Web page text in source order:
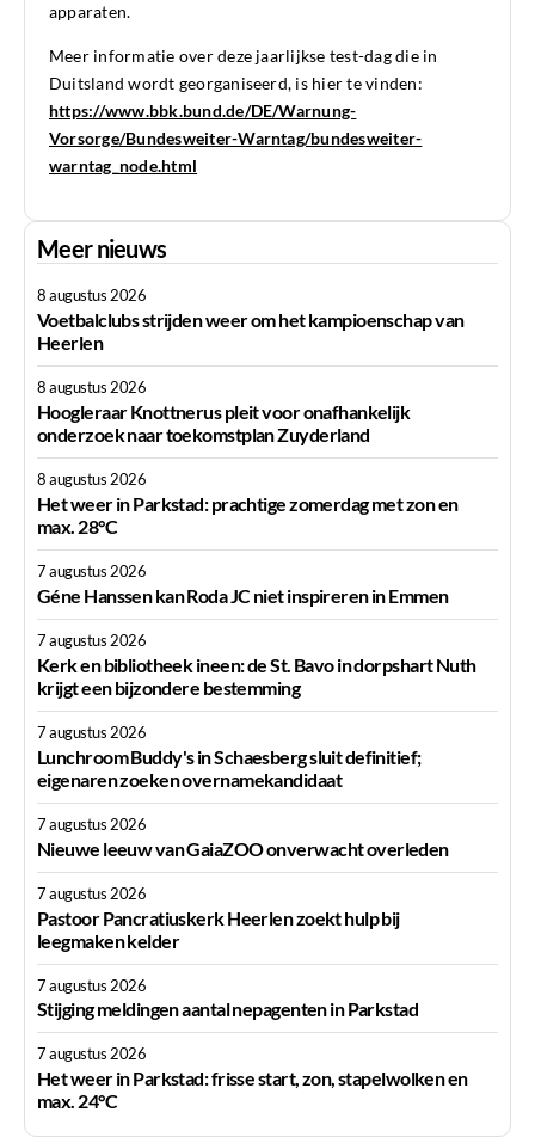
apparaten.
Meer informatie over deze jaarlijkse test-dagdie in
Duitsland wordt georganiseerd, is hier te vinden:
https://www.bbk.bund.de/DE/Warnung-
Vorsorge/Bundesweiter-Warntag/bundesweiter-
warntag_node.html
Meer nieuws
8 augustus 2026
Voetbalclubs strijden weer om het kampioenschap van
Heerlen
8 augustus 2026
Hoogleraar Knottnerus pleit voor onafhankelijk
onderzoek naar toekomstplan Zuyderland
8 augustus 2026
Het weer in Parkstad: prachtige zomerdag met zon en
max. 28°C
7 augustus 2026
Géne Hanssen kan Roda JC niet inspireren in Emmen
7 augustus 2026
Kerk en bibliotheek ineen: de St. Bavo in dorpshart Nuth
krijgt een bijzondere bestemming
7 augustus 2026
Lunchroom Buddy's in Schaesberg sluit definitief;
eigenaren zoeken overnamekandidaat
7 augustus 2026
Nieuwe leeuw van GaiaZOO onverwacht overleden
7 augustus 2026
Pastoor Pancratiuskerk Heerlen zoekt hulp bij
leegmaken kelder
7 augustus 2026
Stijging meldingen aantal nepagenten in Parkstad
7 augustus 2026
Het weer in Parkstad: frisse start, zon, stapelwolken en
max. 24°C